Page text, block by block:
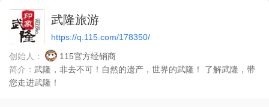
武隆旅游
https://q.115.com/178350/
创始人：
115官方经销商
简介： 武隆，非去不可！自然的遗产，世界的武隆！ 了解武隆，带
您走进武隆！